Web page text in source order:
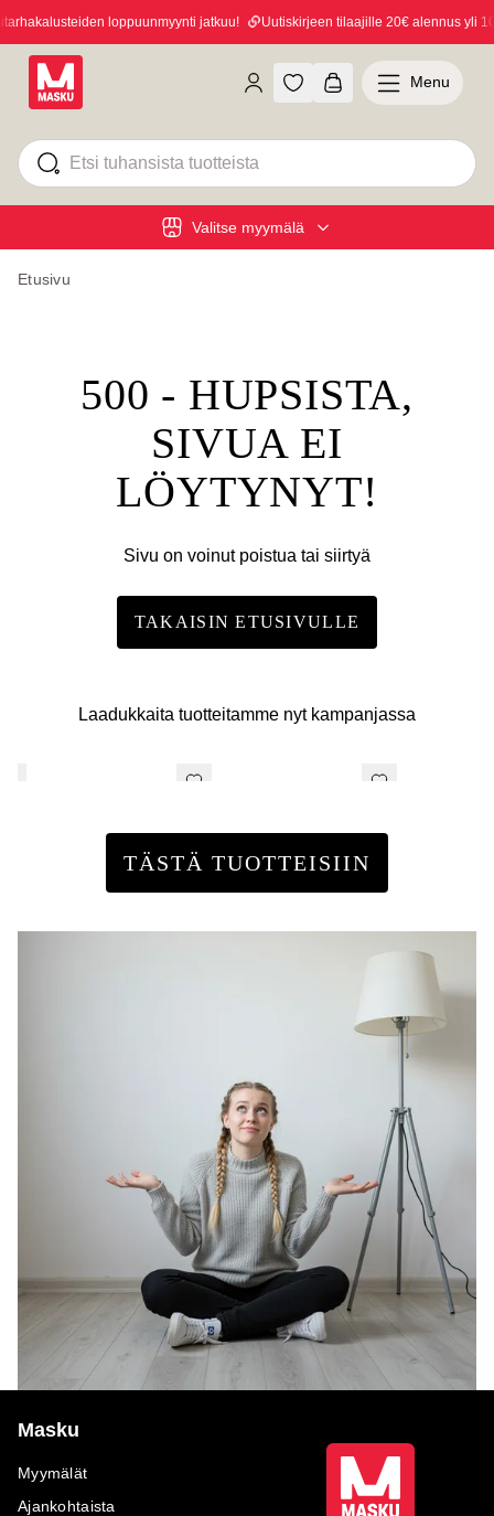
loppuunmyynti jatkuu! Uutiskirjeen tilaajille 20€ alennus yli
Valitse myymälä
Menu
Etusivu
500 - HUPSISTA,
SIVUA EI
LÖYTYNYT!
Sivu on voinut poistua tai siirtyä
TAKAISIN ETUSIVULLE
Laadukkaita tuotteitamme nyt kampanjassa
TÄSTÄ TUOTTEISIIN
Masku
Myymälät
Ajankohtaista